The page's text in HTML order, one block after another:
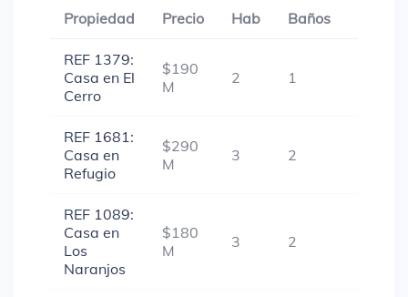
Propiedad
Precio Hab Baños
REF 1379:
Casa en El
Cerro
$190
M
2 1
REF 1681:
Casa en
Refugio
$290
M
3 2
REF 1089:
Casa en
Los
Naranjos
$180
M
3 2